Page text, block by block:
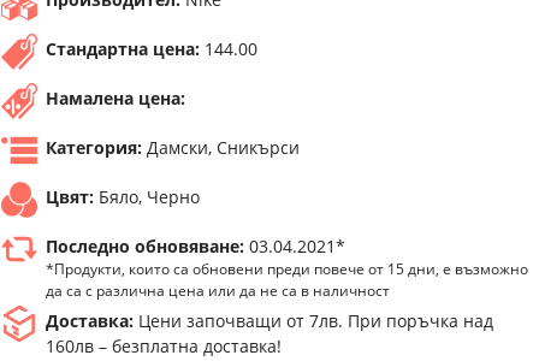
Стандартна цена: 144.00
Намалена цена:
Категория: Дамски, Сникърси
Цвят: Бяло, Черно
Последно обновяване: 03.04.2021*
*Продукти, които са обновени преди повече от 15 дни, е възможно
да са с различна цена или да не са в наличност
Доставка: Цени започващи от 7лв. При поръчка над
160лв – безплатна доставка!